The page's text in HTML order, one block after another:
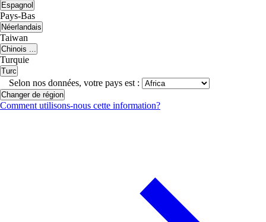
Espagnol
Pays-Bas
Néerlandais
Taiwan
Chinois ...
Turquie
Turc
Selon nos données, votre pays est :
Changer de région
Comment utilisons-nous cette information?